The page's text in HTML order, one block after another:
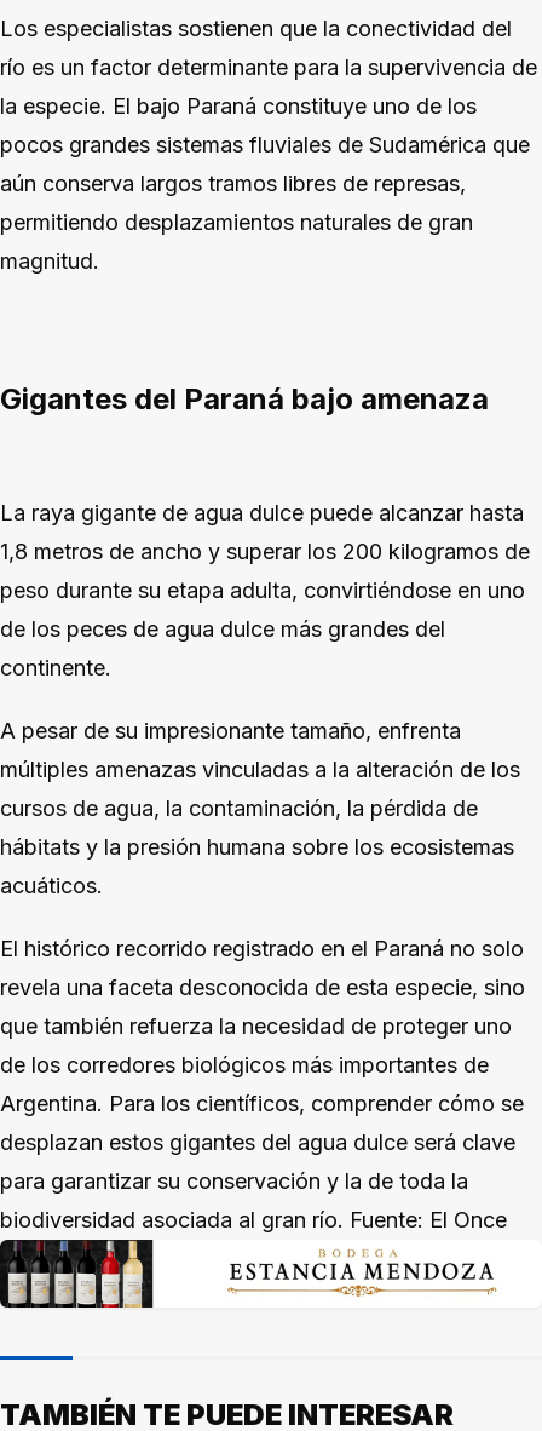
Los especialistas sostienen que la conectividad del
río es un factor determinante para la supervivencia de
la especie. El bajo Paraná constituye uno de los
pocos grandes sistemas fluviales de Sudamérica que
aún conserva largos tramos libres de represas,
permitiendo desplazamientos naturales de gran
magnitud.
Gigantes del Paraná bajo amenaza
La raya gigante de agua dulce puede alcanzar hasta
1,8 metros de ancho y superar los 200 kilogramos de
peso durante su etapa adulta, convirtiéndose en uno
de los peces de agua dulce más grandes del
continente.
A pesar de su impresionante tamaño, enfrenta
múltiples amenazas vinculadas a la alteración de los
cursos de agua, la contaminación, la pérdida de
hábitats y la presión humana sobre los ecosistemas
acuáticos.
El histórico recorrido registrado en el Paraná no solo
revela una faceta desconocida de esta especie, sino
que también refuerza la necesidad de proteger uno
de los corredores biológicos más importantes de
Argentina. Para los científicos, comprender cómo se
desplazan estos gigantes del agua dulce será clave
para garantizar su conservación y la de toda la
biodiversidad asociada al gran río. Fuente: El Once
TAMBIÉN TE PUEDE INTERESAR